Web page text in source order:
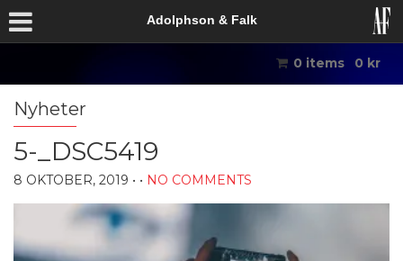
Adolphson & Falk
0 items 0 kr
Nyheter
5-_DSC5419
8 OKTOBER, 2019 • • NO COMMENTS